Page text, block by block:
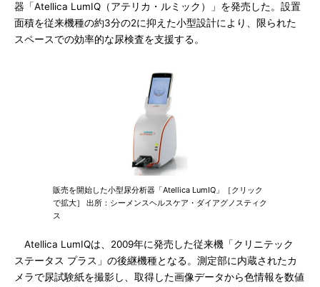
器「Atellica LumIQ（アテリカ・ルミック）」を発売した。設置
面積を従来機種の約3分の2に抑えた小型設計により、限られた
スペースでの効率的な尿検査を支援する。
販売を開始した小型尿分析器「Atellica LumIQ」［クリック
で拡大］ 出所：シーメンスヘルスケア・ダイアグノスティク
ス
Atellica LumIQは、2009年に発売した従来機「クリニテック
ステータス プラス」の後継機種となる。測定部に内蔵されたカ
メラで尿試験紙を撮影し、取得した画像データから色情報を数値